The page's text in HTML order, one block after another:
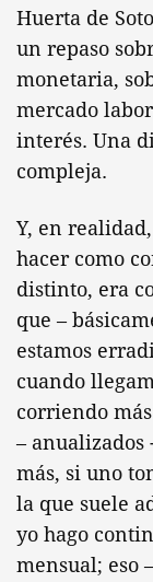
Huerta de
un repaso
monetaria,
mercado
interés. Una
compleja.
Y, en
hacer como
distinto, era
que –
estamos
cuando
corriendo
– anualizados
más, si uno
la que suele
yo hago
mensual; eso